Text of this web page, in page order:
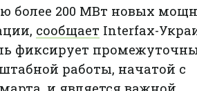
более 200 МВт новых
сообщает Interfax-
фиксирует
работы, начатой с